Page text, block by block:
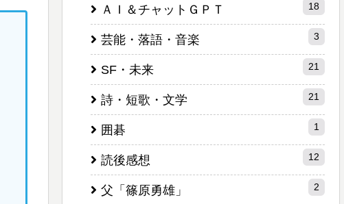
ＡＩ＆チャットＧＰＴ 18
芸能・落語・音楽 3
SF・未来 21
詩・短歌・文学 21
囲碁 1
読後感想 12
父「篠原勇雄」 2